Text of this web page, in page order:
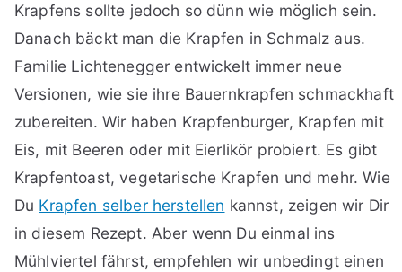
Krapfens sollte jedoch so dünn wie möglich sein.
Danach bäckt man die Krapfen in Schmalz aus.
Familie Lichtenegger entwickelt immer neue
Versionen, wie sie ihre Bauernkrapfen schmackhaft
zubereiten. Wir haben Krapfenburger, Krapfen mit
Eis, mit Beeren oder mit Eierlikör probiert. Es gibt
Krapfentoast, vegetarische Krapfen und mehr. Wie
Du Krapfen selber herstellen kannst, zeigen wir Dir
in diesem Rezept. Aber wenn Du einmal ins
Mühlviertel fährst, empfehlen wir unbedingt einen